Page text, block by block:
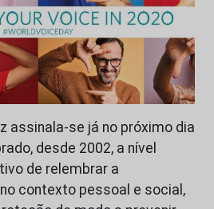
assinala-se já no próximo dia
desde 2002, a nível
de relembrar a
contexto pessoal e social,